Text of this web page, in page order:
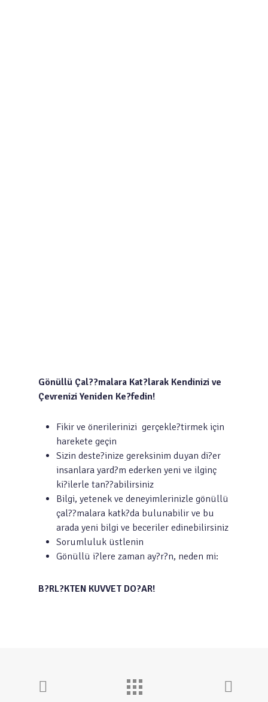
Gönüllü Çal??malara Kat?larak Kendinizi ve
Çevrenizi Yeniden Ke?fedin!
Fikir ve önerilerinizi gerçekle?tirmek için
harekete geçin
Sizin deste?inize gereksinim duyan di?er
insanlara yard?m ederken yeni ve ilginç
ki?ilerle tan??abilirsiniz
Bilgi, yetenek ve deneyimlerinizle gönüllü
çal??malara katk?da bulunabilir ve bu
arada yeni bilgi ve beceriler edinebilirsiniz
Sorumluluk üstlenin
Gönüllü i?lere zaman ay?r?n, neden mi:
B?RL?KTEN KUVVET DO?AR!